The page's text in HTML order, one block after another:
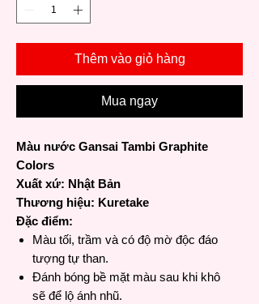
Thêm vào giỏ hàng
Mua ngay
Màu nước Gansai Tambi Graphite
Colors
Xuất xứ: Nhật Bản
Thương hiệu: Kuretake
Đặc điểm:
Màu tối, trầm và có độ mờ độc đáo
tượng tự than.
Đánh bóng bề mặt màu sau khi khô
sẽ để lộ ánh nhũ.